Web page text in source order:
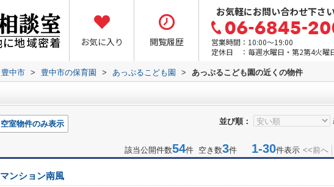
お気に入り 閲覧履歴
お気軽にお問い合わせ下さい
営業時間：10:00～19:00
定休日 ：毎週水曜日・第2第4火曜
豊中市 > 豊中市の保育園 > あっぷるこども園 > あっぷるこども園の近くの物件
並び順：
空室物件のみ表示
該当公開件数54件 空き数3件 1-30件表示 <<前へ
マンション南風